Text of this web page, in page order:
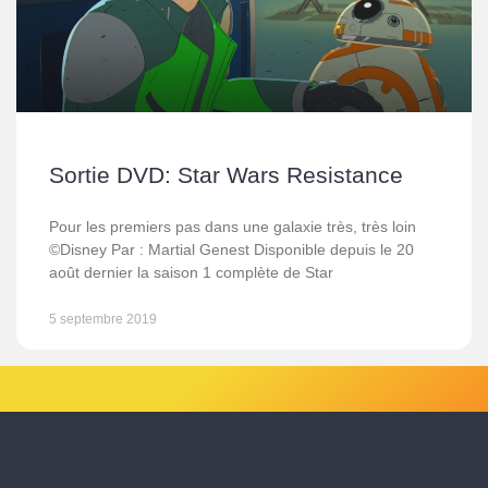
Sortie DVD: Star Wars Resistance
Pour les premiers pas dans une galaxie très, très loin
©Disney Par : Martial Genest Disponible depuis le 20
août dernier la saison 1 complète de Star
5 septembre 2019